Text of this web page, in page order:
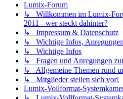
Lumix-Forum
↳ Willkommen im Lumix-
2011 - wer steckt dahinter?
↳ Impressum & Datenschutz
↳ Wichtige Infos,
↳ Wichtige Infos
↳ Fragen und Anregungen
↳ Allgemeine Themen rund
↳ Mitglieder stellen sich vor!
Lumix-Vollformat-